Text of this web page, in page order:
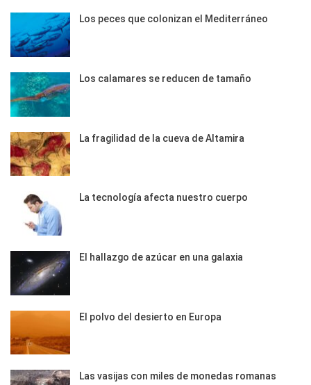
Los peces que colonizan el Mediterráneo
Los calamares se reducen de tamaño
La fragilidad de la cueva de Altamira
La tecnología afecta nuestro cuerpo
El hallazgo de azúcar en una galaxia
El polvo del desierto en Europa
Las vasijas con miles de monedas romanas